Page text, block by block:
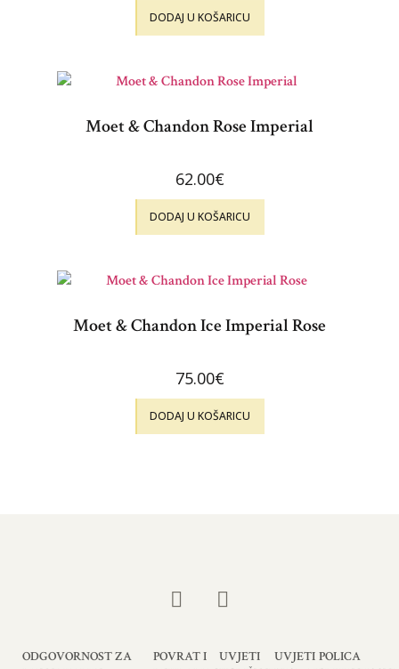
DODAJ U KOŠARICU
Moet & Chandon Rose Imperial
62.00€
DODAJ U KOŠARICU
Moet & Chandon Ice Imperial Rose
75.00€
DODAJ U KOŠARICU
ODGOVORNOST ZA
POVRAT I
UVJETI
UVJETI POLICA